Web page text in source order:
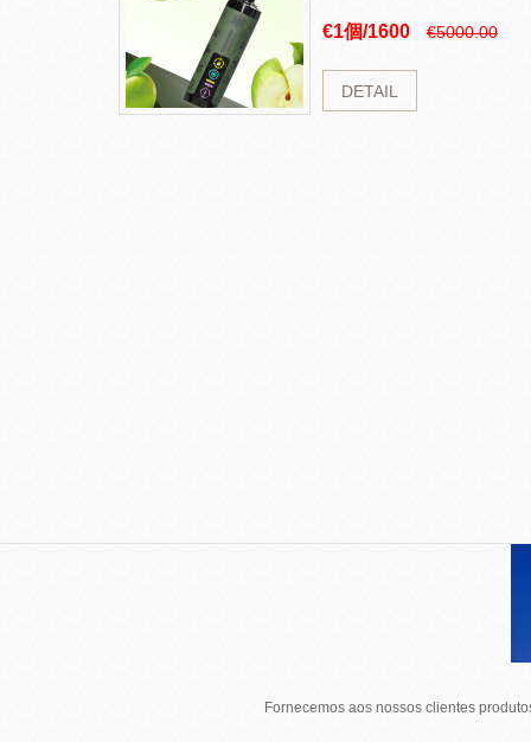
€1個/1600 €5000.00
DETAIL
Fornecemos aos nossos clientes